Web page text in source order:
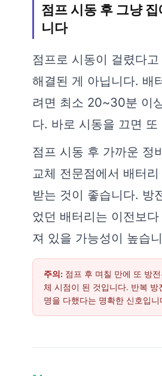
점프 시동 후 그냥 집
니다
점프로 시동이 걸렸다
해결된 게 아닙니다. 배
려면 최소 20~30분 이
다. 바로 시동을 끄면 또
점프 시동 후 가까운 정
교체 전문점에서 배터
받는 것이 좋습니다. 방
었던 배터리는 이전보
져 있을 가능성이 높습
주의: 점프 후 며칠 만에 또 방
체 시점이 된 것입니다. 반복 방
명을 다했다는 명확한 신호입니